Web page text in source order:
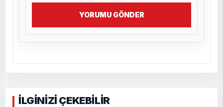
YORUMU GÖNDER
İLGİNİZİ ÇEKEBİLİR